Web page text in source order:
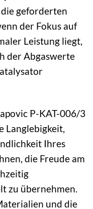
geforderten
der Fokus auf
Leistung liegt,
der Abgaswerte
P-KAT-006/3
Langlebigkeit,
Ihres
die Freude am
zu übernehmen.
und die